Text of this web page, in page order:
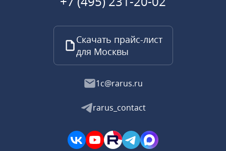
Скачать прайс-лист
для Москвы
1c@rarus.ru
rarus_contact